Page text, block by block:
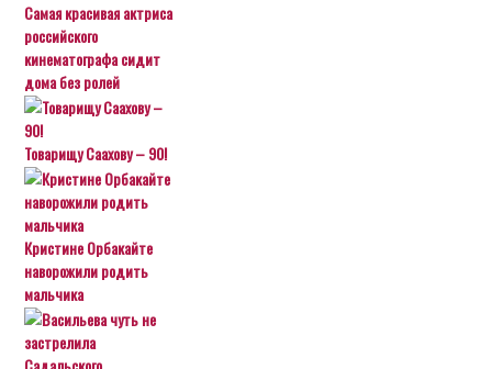
Самая красивая актриса
российского
кинематографа сидит
дома без ролей
Товарищу Саахову – 90!
Кристине Орбакайте
наворожили родить
мальчика